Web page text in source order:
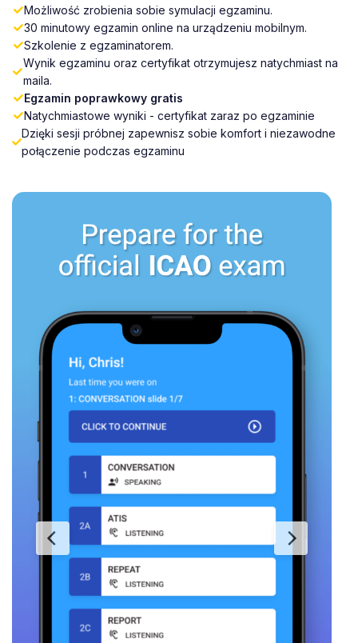
Możliwość zrobienia sobie symulacji egzaminu.
30 minutowy egzamin online na urządzeniu mobilnym.
Szkolenie z egzaminatorem.
Wynik egzaminu oraz certyfikat otrzymujesz natychmiast na
maila.
Egzamin poprawkowy gratis
Natychmiastowe wyniki - certyfikat zaraz po egzaminie
Dzięki sesji próbnej zapewnisz sobie komfort i niezawodne
połączenie podczas egzaminu